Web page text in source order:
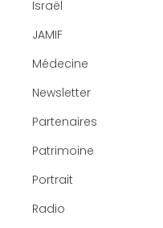
Israël
JAMIF
Médecine
Newsletter
Partenaires
Patrimoine
Portrait
Radio